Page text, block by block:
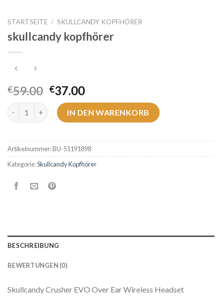
STARTSEITE / SKULLCANDY KOPFHÖRER
skullcandy kopfhörer
€59.00 €37.00
skullcandy kopfhörer MengeIN DEN WARENKORB
Artikelnummer:BU-51191898
Kategorie:Skullcandy Kopfhörer
BESCHREIBUNG
BEWERTUNGEN (0)
Skullcandy Crusher EVO Over Ear Wireless Headset